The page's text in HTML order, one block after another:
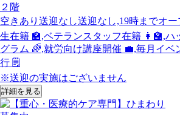
２階
空きあり 送迎なし送迎なし,19時までオ
生在籍 🏫,ベテランスタッフ在籍 👩‍🏫,ハ
グラム 🌈,就労向け講座開催 💼,毎月イベ
行 🗒️
※送迎の実施はございません
詳細を見る